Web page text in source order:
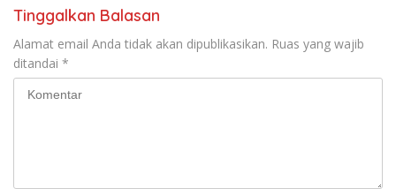
Tinggalkan Balasan
Alamat email Anda tidak akan dipublikasikan. Ruas yang wajib
ditandai *